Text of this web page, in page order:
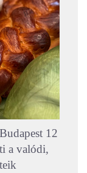
12
a valódi,